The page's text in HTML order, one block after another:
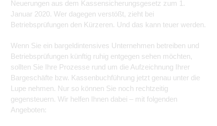
Neuerungen aus dem Kassensicherungsgesetz zum 1.
Januar 2020. Wer dagegen verstößt, zieht bei
Betriebsprüfungen den Kürzeren. Und das kann teuer werden.
Wenn Sie ein bargeldintensives Unternehmen betreiben und
Betriebsprüfungen künftig ruhig entgegen sehen möchten,
sollten Sie Ihre Prozesse rund um die Aufzeichnung Ihrer
Bargeschäfte bzw. Kassenbuchführung jetzt genau unter die
Lupe nehmen. Nur so können Sie noch rechtzeitig
gegensteuern. Wir helfen Ihnen dabei – mit folgenden
Angeboten: